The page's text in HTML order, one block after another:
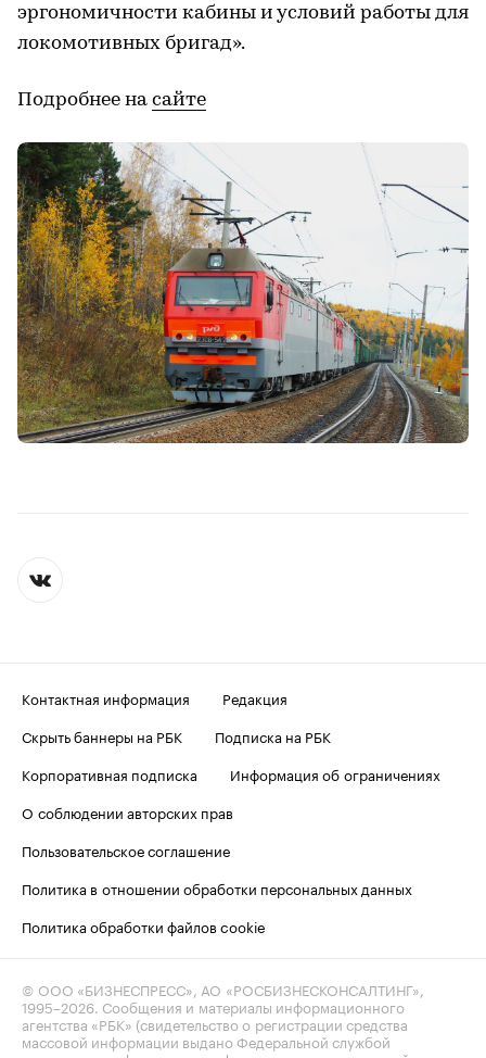
эргономичности кабины и условий работы для
локомотивных бригад».
Подробнее на сайте
Контактная информация
Редакция
Скрыть баннеры на РБК
Подписка на РБК
Корпоративная подписка
Информация об ограничениях
О соблюдении авторских прав
Пользовательское соглашение
Политика в отношении обработки персональных данных
Политика обработки файлов cookie
© ООО «БИЗНЕСПРЕСС», АО «РОСБИЗНЕСКОНСАЛТИНГ»,
1995–2026 . Сообщения и материалы информационного
агентства «РБК» (свидетельство о регистрации средства
массовой информации выдано Федеральной службой